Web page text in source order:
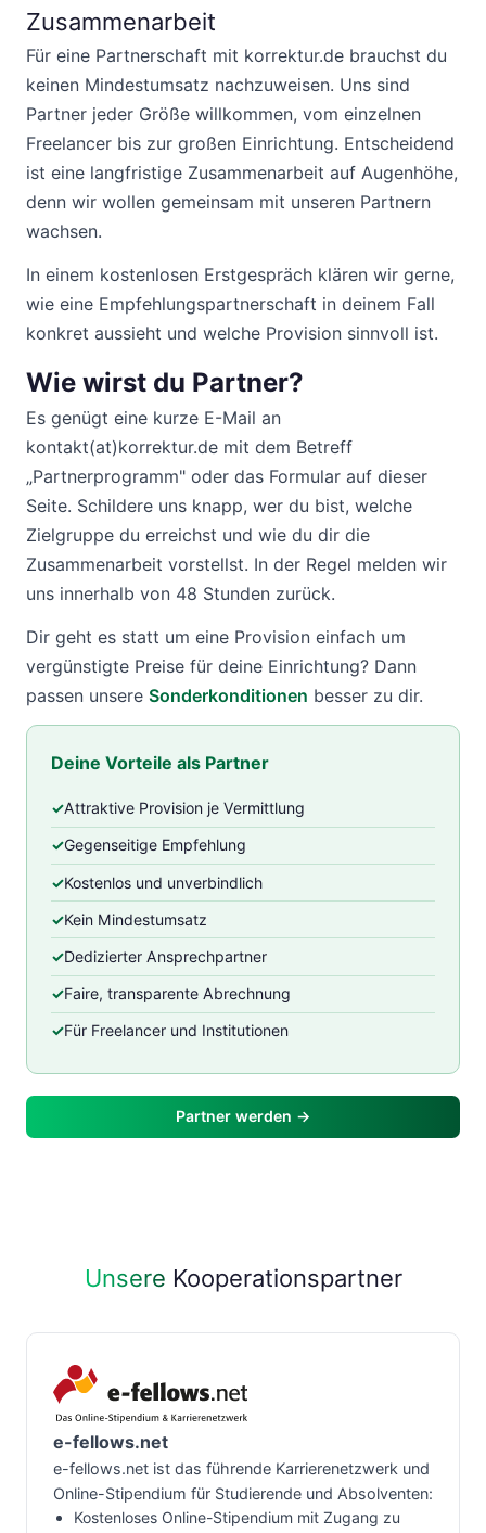
Zusammenarbeit
Für eine Partnerschaft mit korrektur.de brauchst du
keinen Mindestumsatz nachzuweisen. Uns sind
Partner jeder Größe willkommen, vom einzelnen
Freelancer bis zur großen Einrichtung. Entscheidend
ist eine langfristige Zusammenarbeit auf Augenhöhe,
denn wir wollen gemeinsam mit unseren Partnern
wachsen.
In einem kostenlosen Erstgespräch klären wir gerne,
wie eine Empfehlungspartnerschaft in deinem Fall
konkret aussieht und welche Provision sinnvoll ist.
Wie wirst du Partner?
Es genügt eine kurze E-Mail an
kontakt(at)korrektur.de mit dem Betreff
„Partnerprogramm" oder das Formular auf dieser
Seite. Schildere uns knapp, wer du bist, welche
Zielgruppe du erreichst und wie du dir die
Zusammenarbeit vorstellst. In der Regel melden wir
uns innerhalb von 48 Stunden zurück.
Dir geht es statt um eine Provision einfach um
vergünstigte Preise für deine Einrichtung? Dann
passen unsere Sonderkonditionen besser zu dir.
Deine Vorteile als Partner
Attraktive Provision je Vermittlung
Gegenseitige Empfehlung
Kostenlos und unverbindlich
Kein Mindestumsatz
Dedizierter Ansprechpartner
Faire, transparente Abrechnung
Für Freelancer und Institutionen
Partner werden →
Unsere Kooperationspartner
e-fellows.net
e-fellows.net ist das führende Karrierenetzwerk und
Online-Stipendium für Studierende und Absolventen:
Kostenloses Online-Stipendium mit Zugang zu